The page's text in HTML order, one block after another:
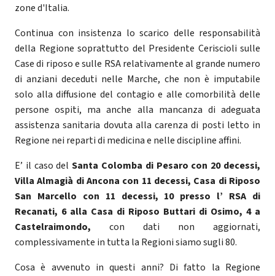
zone d'Italia.
Continua con insistenza lo scarico delle responsabilità
della Regione soprattutto del Presidente Ceriscioli sulle
Case di riposo e sulle RSA relativamente al grande numero
di anziani deceduti nelle Marche, che non è imputabile
solo alla diffusione del contagio e alle comorbilità delle
persone ospiti, ma anche alla mancanza di adeguata
assistenza sanitaria dovuta alla carenza di posti letto in
Regione nei reparti di medicina e nelle discipline affini.
E’ il caso delSanta Colomba di Pesaro con 20 decessi,
Villa Almagià di Ancona con 11 decessi, Casa di Riposo
San Marcello con 11 decessi, 10 presso l’ RSA di
Recanati, 6 alla Casa di Riposo Buttari di Osimo, 4 a
Castelraimondo, con dati non aggiornati,
complessivamente in tutta la Regioni siamo sugli 80.
Cosa è avvenuto in questi anni? Di fatto la Regione